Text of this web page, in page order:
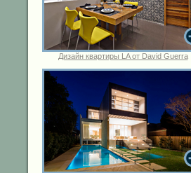
Дизайн квартиры LA от David Guerra